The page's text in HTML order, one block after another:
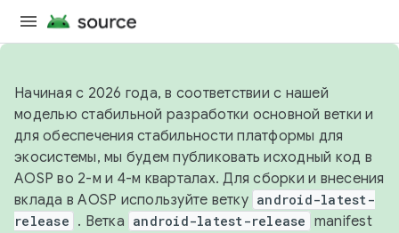
Начиная с 2026 года, в соответствии с нашей
моделью стабильной разработки основной ветки и
для обеспечения стабильности платформы для
экосистемы, мы будем публиковать исходный код в
AOSP во 2-м и 4-м кварталах. Для сборки и внесения
вклада в AOSP используйте ветку android-latest-
release . Ветка android-latest-release manifest